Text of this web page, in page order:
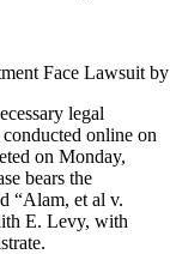
Face Lawsuit
legal
online on
on Monday,
bears the
“Alam, et al v.
E. Levy, with